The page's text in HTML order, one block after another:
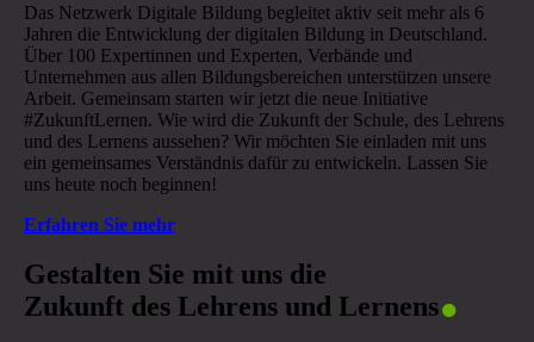
Das Netzwerk Digitale Bildung begleitet aktiv seit mehr als 6
Jahren die Entwicklung der digitalen Bildung in Deutschland.
Über 100 Expertinnen und Experten, Verbände und
Unternehmen aus allen Bildungsbereichen unterstützen unsere
Arbeit. Gemeinsam starten wir jetzt die neue Initiative
#ZukunftLernen. Wie wird die Zukunft der Schule, des Lehrens
und des Lernens aussehen? Wir möchten Sie einladen mit uns
ein gemeinsames Verständnis dafür zu entwickeln. Lassen Sie
uns heute noch beginnen!
Erfahren Sie mehr
Gestalten Sie mit uns die
Zukunft des Lehrens und Lernens.